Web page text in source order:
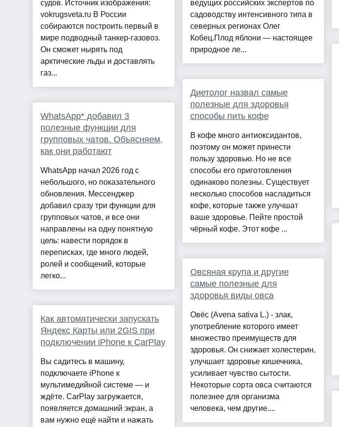
судов. Источник изображения:
vokrugsveta.ru В России
собираются построить первый в
мире подводный танкер-газовоз.
Он сможет нырять под
арктические льды и доставлять
газ...
WhatsApp* добавил 3
полезные функции для
групповых чатов. Объясняем,
как они работают
WhatsApp начал 2026 год с
небольшого, но показательного
обновления. Мессенджер
добавил сразу три функции для
групповых чатов, и все они
направлены на одну понятную
цель: навести порядок в
переписках, где много людей,
ролей и сообщений, которые
легко...
Как автоматически запускать
Яндекс Карты или 2GIS при
подключении iPhone к CarPlay
Вы садитесь в машину,
подключаете iPhone к
мультимедийной системе — и
ждёте. CarPlay загружается,
появляется домашний экран, а
вам нужно ещё найти и нажать
ведущих российских экспертов по
садоводству интенсивного типа в
северных регионах Олег
Кобец.Плод яблони — настоящее
природное ле...
Диетолог назвал самые
полезные для здоровья
способы пить кофе
В кофе много антиоксидантов,
поэтому он может принести
пользу здоровью. Но не все
способы его приготовления
одинаково полезны. Существует
несколько способов насладиться
кофе, которые также улучшат
ваше здоровье. Пейте простой
чёрный кофе. Этот кофе ...
Овсяная крупа и другие
самые полезные для
здоровья виды овса
Овёс (Avena sativa L.) - злак,
употребление которого имеет
множество преимуществ для
здоровья. Он снижает холестерин,
улучшает здоровье кишечника,
усиливает чувство сытости.
Некоторые сорта овса считаются
полезнее для организма
человека, чем другие....